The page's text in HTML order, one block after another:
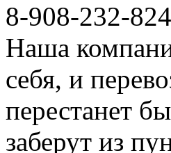
8-908-232-
Наша
себя, и
перестанет
заберут из